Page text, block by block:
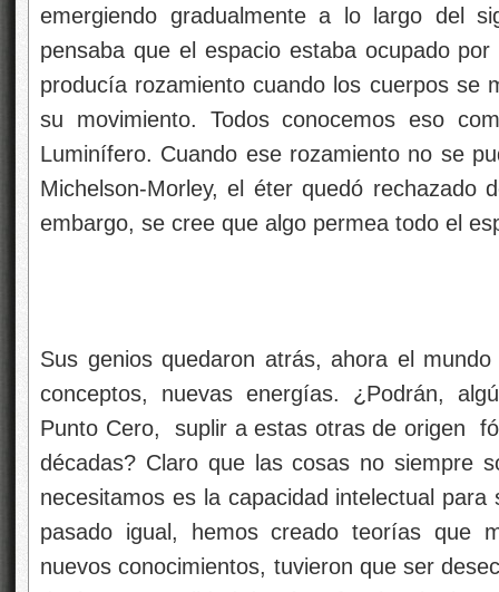
emergiendo gradualmente a lo largo del
pensaba que el espacio estaba ocupado
producía rozamiento cuando los cuerpos se
su movimiento. Todos conocemos eso
Luminífero. Cuando ese rozamiento no se
Michelson-Morley, el éter quedó rechazado
embargo, se cree que algo permea todo el
Sus genios quedaron atrás, ahora el
conceptos, nuevas energías. ¿Podrán,
Punto Cero, suplir a estas otras de origen
décadas? Claro que las cosas no siempre
necesitamos es la capacidad intelectual para
pasado igual, hemos creado teorías que
nuevos conocimientos, tuvieron que ser